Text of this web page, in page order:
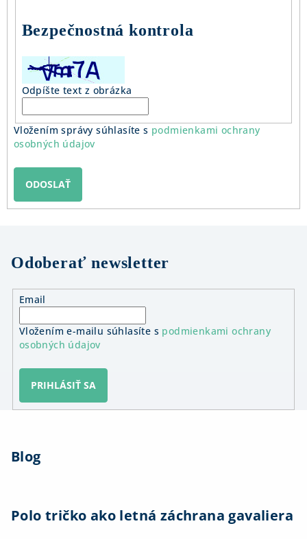
Bezpečnostná kontrola
Odpíšte text z obrázka
Vložením správy súhlasíte s podmienkami ochrany
osobných údajov
ODOSLAŤ
Odoberať newsletter
Email
Vložením e-mailu súhlasíte s podmienkami ochrany
osobných údajov
PRIHLÁSIŤ SA
Blog
Polo tričko ako letná záchrana gavaliera